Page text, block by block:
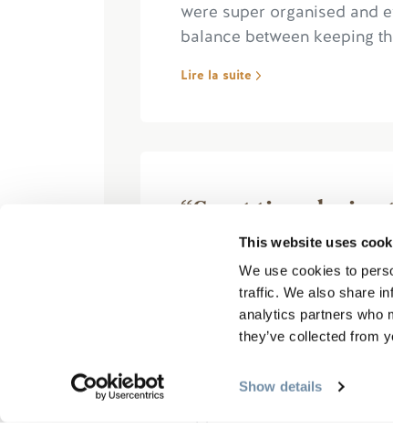
This website uses
We use cookies to
traffic. We also share
analytics partners who
they’ve collected from
Show details
were super organised and
balance between keeping
Lire la suite
“Great time during
September 20,
views were awesome the